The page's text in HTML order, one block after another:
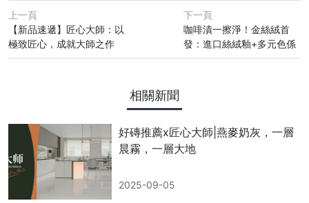
上一頁
【新品速遞】匠心大師：以
極致匠心，成就大師之作
下一頁
咖啡漬一擦淨！金絲絨首
發：進口絲絨釉+多元色係
相關新聞
好磚推薦x匠心大師|燕麥奶灰，一層
晨霧，一層大地
2025-09-05